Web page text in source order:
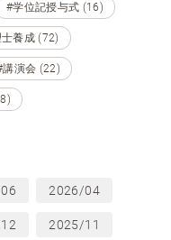
#学位記授与式 (16)
養成 (72)
講演会 (22)
2026/04
2025/11